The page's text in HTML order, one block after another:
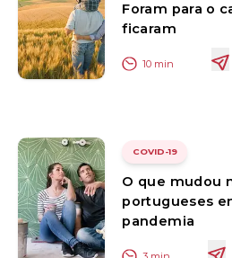
Foram para o
ficaram
10 min
COVID-19
O que mudou
portugueses
pandemia